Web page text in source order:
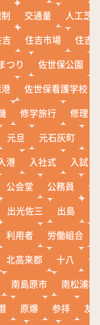
交通量
人工芝
住吉市場
住吉
つり 佐世保公園
佐世保看護学校
修学旅行
修理
元旦 元石灰町
港 入社式
入試
公会堂 公務員
公
出光佐三 出島
利用者 労働組合
北高来郡 十八
十
南島原市
南松浦郡
原爆 参拝
友